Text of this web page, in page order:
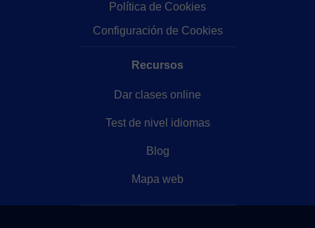
Política de Cookies
Configuración de Cookies
Recursos
Dar clases online
Test de nivel idiomas
Blog
Mapa web